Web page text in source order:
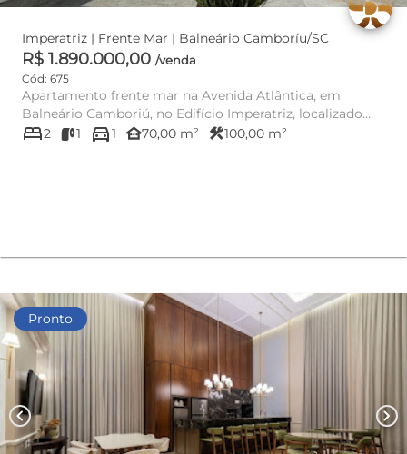
Imperatriz | Frente Mar | Balneário Camboríu/SC
R$ 1.890.000,00 /venda
Cód: 675
Apartamento frente mar na Avenida Atlântica, em
Balneário Camboriú, no Edifício Imperatriz, localizado
em uma das regi...
bed2 1 directions_car1 other_houses70,00 m² construction100,00 m²
Pronto
chevron_left chevron_right